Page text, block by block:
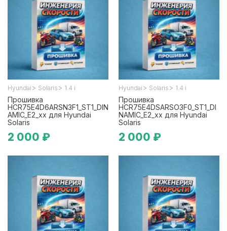
Hyundai > Solaris > 1.4 i
Прошивка
HCR75E4D6ARSN3F1_ST1_DIN
AMIC_E2_xx для Hyundai
Solaris
2 000 ₽
Hyundai > Solaris > 1.4 i
Прошивка
HCR75E4DSARSO3F0_ST1_DI
NAMIC_E2_xx для Hyundai
Solaris
2 000 ₽